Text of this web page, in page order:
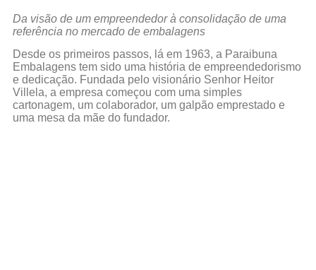
Da visão de um empreendedor à consolidação de uma
referência no mercado de embalagens
Desde os primeiros passos, lá em 1963, a Paraibuna
Embalagens tem sido uma história de empreendedorismo
e dedicação. Fundada pelo visionário Senhor Heitor
Villela, a empresa começou com uma simples
cartonagem, um colaborador, um galpão emprestado e
uma mesa da mãe do fundador.